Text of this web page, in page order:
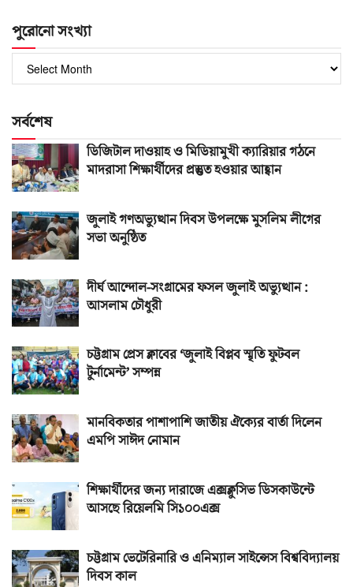
পুরোনো সংখ্যা
পুরোনো
সংখ্যা
সর্বশেষ
ডিজিটাল দাওয়াহ ও মিডিয়ামুখী ক্যারিয়ার গঠনে
মাদরাসা শিক্ষার্থীদের প্রস্তুত হওয়ার আহ্বান
জুলাই গণঅভ্যুত্থান দিবস উপলক্ষে মুসলিম লীগের
সভা অনুষ্ঠিত
দীর্ঘ আন্দোল-সংগ্রামের ফসল জুলাই অভ্যুত্থান :
আসলাম চৌধুরী
চট্টগ্রাম প্রেস ক্লাবের ‘জুলাই বিপ্লব স্মৃতি ফুটবল
টুর্নামেন্ট’ সম্পন্ন
মানবিকতার পাশাপাশি জাতীয় ঐক্যের বার্তা দিলেন
এমপি সাঈদ নোমান
শিক্ষার্থীদের জন্য দারাজে এক্সক্লুসিভ ডিসকাউন্টে
আসছে রিয়েলমি সি১০০এক্স
চট্টগ্রাম ভেটেরিনারি ও এনিম্যাল সাইন্সেস বিশ্ববিদ্যালয়
দিবস কাল